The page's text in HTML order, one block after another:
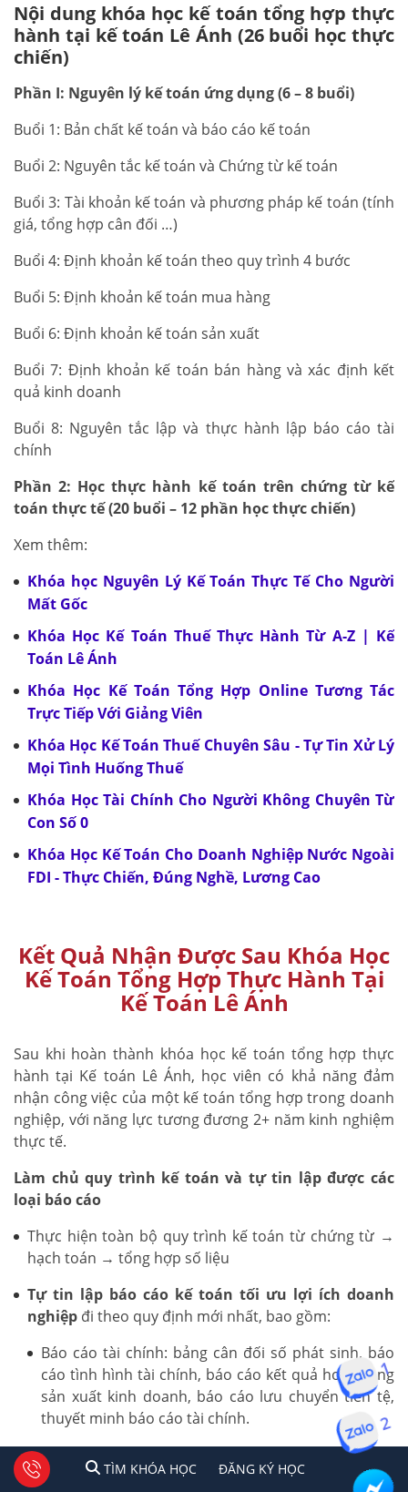
Nội dung khóa học kế toán tổng hợp thực
hành tại kế toán Lê Ánh (26 buổi học thực
chiến)
Phần I: Nguyên lý kế toán ứng dụng (6 – 8 buổi)
Buổi 1: Bản chất kế toán và báo cáo kế toán
Buổi 2: Nguyên tắc kế toán và Chứng từ kế toán
Buổi 3: Tài khoản kế toán và phương pháp kế toán (tính
giá, tổng hợp cân đối …)
Buổi 4: Định khoản kế toán theo quy trình 4 bước
Buổi 5: Định khoản kế toán mua hàng
Buổi 6: Định khoản kế toán sản xuất
Buổi 7: Định khoản kế toán bán hàng và xác định kết
quả kinh doanh
Buổi 8: Nguyên tắc lập và thực hành lập báo cáo tài
chính
Phần 2: Học thực hành kế toán trên chứng từ kế
toán thực tế (20 buổi – 12 phần học thực chiến)
Xem thêm:
Khóa học Nguyên Lý Kế Toán Thực Tế Cho Người
Mất Gốc
Khóa Học Kế Toán Thuế Thực Hành Từ A-Z | Kế
Toán Lê Ánh
Khóa Học Kế Toán Tổng Hợp Online Tương Tác
Trực Tiếp Với Giảng Viên
Khóa Học Kế Toán Thuế Chuyên Sâu - Tự Tin Xử Lý
Mọi Tình Huống Thuế
Khóa Học Tài Chính Cho Người Không Chuyên Từ
Con Số 0
Khóa Học Kế Toán Cho Doanh Nghiệp Nước Ngoài
FDI - Thực Chiến, Đúng Nghề, Lương Cao
Kết Quả Nhận Được Sau Khóa Học
Kế Toán Tổng Hợp Thực Hành Tại
Kế Toán Lê Ánh
Sau khi hoàn thành khóa học kế toán tổng hợp thực
hành tại Kế toán Lê Ánh, học viên có khả năng đảm
nhận công việc của một kế toán tổng hợp trong doanh
nghiệp, với năng lực tương đương 2+ năm kinh nghiệm
thực tế.
Làm chủ quy trình kế toán và tự tin lập được các
loại báo cáo
Thực hiện toàn bộ quy trình kế toán từ chứng từ →
hạch toán → tổng hợp số liệu
Tự tin lập báo cáo kế toán tối ưu lợi ích doanh
nghiệp đi theo quy định mới nhất, bao gồm:
Báo cáo tài chính: bảng cân đối số phát sinh, báo
cáo tình hình tài chính, báo cáo kết quả hoạt động
sản xuất kinh doanh, báo cáo lưu chuyển tiền tệ,
thuyết minh báo cáo tài chính.
Báo cáo thuế: Tờ khai thuế GTGT, TNCN, TNDN
theo quy định hiện hành
TÌM KHÓA HỌC ĐĂNG KÍ HỌC
1 2 Tư vấn facebook
TÌM KHÓA HỌC ĐĂNG KÝ HỌC
1
2